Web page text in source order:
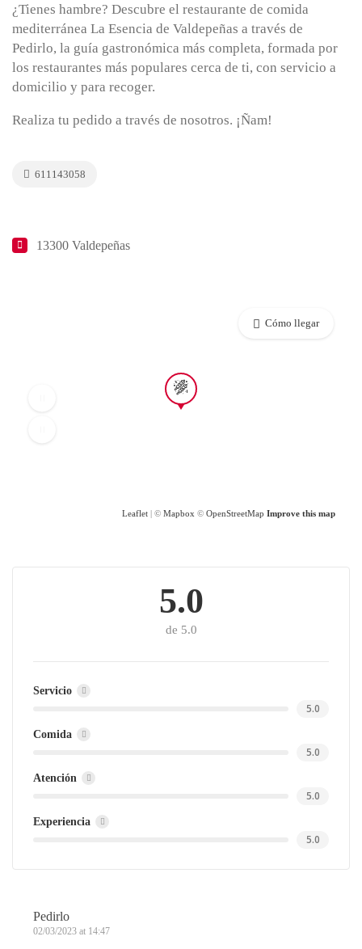
¿Tienes hambre? Descubre el restaurante de comida
mediterránea La Esencia de Valdepeñas a través de
Pedirlo, la guía gastronómica más completa, formada por
los restaurantes más populares cerca de ti, con servicio a
domicilio y para recoger.
Realiza tu pedido a través de nosotros. ¡Ñam!
611143058
13300 Valdepeñas
Leaflet | © Mapbox © OpenStreetMap Improve this map
Cómo llegar
5.0
de 5.0
Servicio
5.0
Comida
5.0
Atención
5.0
Experiencia
5.0
Pedirlo
02/03/2023 at 14:47